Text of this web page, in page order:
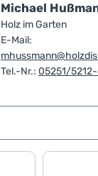
Michael
Holz im Garten
E-Mail:
Tel.-Nr.: 05251/